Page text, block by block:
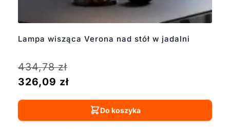
Lampa wisząca Verona nad stół w jadalni
434,78zł
326,09 zł
Do koszyka